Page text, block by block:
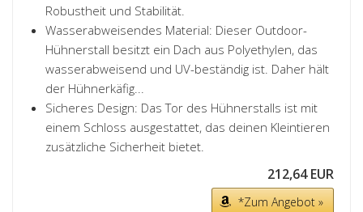
Robustheit und Stabilität.
Wasserabweisendes Material: Dieser Outdoor-
Hühnerstall besitzt ein Dach aus Polyethylen, das
wasserabweisend und UV-beständig ist. Daher hält
der Hühnerkäfig...
Sicheres Design: Das Tor des Hühnerstalls ist mit
einem Schloss ausgestattet, das deinen Kleintieren
zusätzliche Sicherheit bietet.
212,64 EUR
*Zum Angebot »